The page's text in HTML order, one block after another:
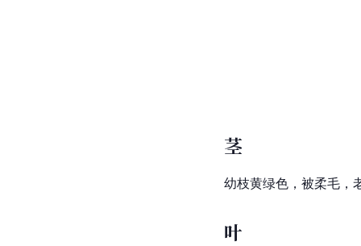
茎
幼枝黄绿色，被柔毛，
叶